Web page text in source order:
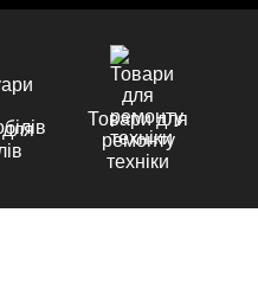
Товари для
ремонту
техніки